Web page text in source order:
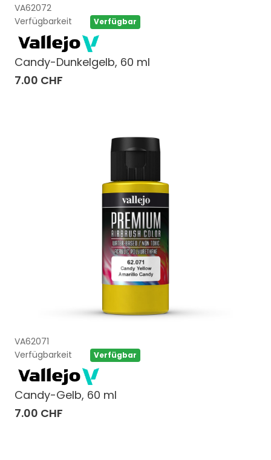
VA62072
Verfügbarkeit
Verfügbar
Candy-Dunkelgelb, 60 ml
7.00 CHF
VA62071
Verfügbarkeit
Verfügbar
Candy-Gelb, 60 ml
7.00 CHF